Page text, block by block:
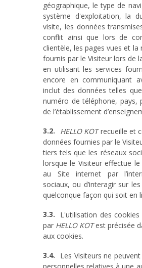
géographique, le type de
système d'exploitation, la
visite, les données
conflit ainsi que lors de
clientèle, les pages vues et la
fournis par le Visiteur lors de
en utilisant les services
encore en communiquant
inclut des données telles
numéro de téléphone, pays,
de l’établissement
HELLO KOTrecueille et
données fournies par le
tiers tels que les réseaux
lorsque le Visiteur effectue
au Site internet par
sociaux, ou d’interagir sur
quelconque façon qui soit en
L'utilisation des
par HELLO KOTest précisée
aux cookies.
Les Visiteurs ne